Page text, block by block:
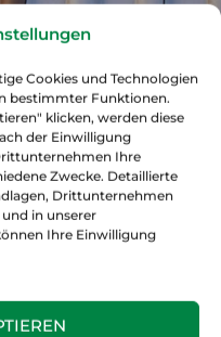
Cookies und Technologien
bestimmter Funktionen.
klicken, werden diese
der Einwilligung
Ihre
Zwecke. Detaillierte
Drittunternehmen
in unserer
Ihre Einwilligung